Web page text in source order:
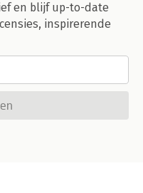
en blijf up-to-date
inspirerende